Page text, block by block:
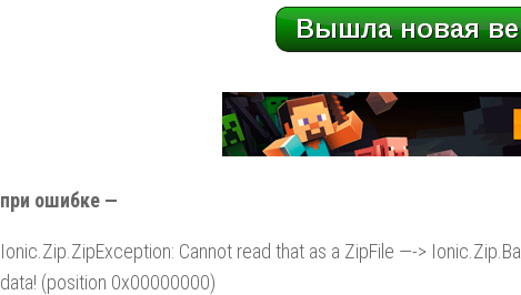
при ошибке —
Ionic.Zip.ZipException: Cannot read that as a ZipFile —->
data! (position 0x00000000)